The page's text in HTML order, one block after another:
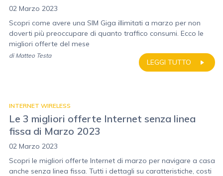
02 Marzo 2023
Scopri come avere una SIM Giga illimitati a marzo per non
doverti più preoccupare di quanto traffico consumi. Ecco le
migliori offerte del mese
LEGGI TUTTO
di Matteo Testa
INTERNET WIRELESS
Le 3 migliori offerte Internet senza linea
fissa di Marzo 2023
02 Marzo 2023
Scopri le migliori offerte Internet di marzo per navigare a casa
anche senza linea fissa. Tutti i dettagli su caratteristiche, costi